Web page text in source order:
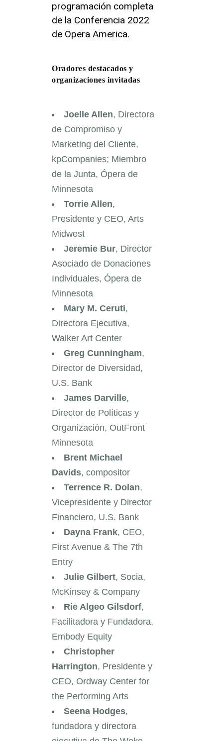
programación completa
de la Conferencia 2022
de Opera America.
Oradores destacados y
organizaciones invitadas
Joelle Allen, Directora
de Compromiso y
Marketing del Cliente,
kpCompanies; Miembro
de la Junta, Ópera de
Minnesota
Torrie Allen,
Presidente y CEO, Arts
Midwest
Jeremie Bur, Director
Asociado de Donaciones
Individuales, Ópera de
Minnesota
Mary M. Ceruti,
Directora Ejecutiva,
Walker Art Center
Greg Cunningham,
Director de Diversidad,
U.S. Bank
James Darville,
Director de Políticas y
Organización, OutFront
Minnesota
Brent Michael
Davids, compositor
Terrence R. Dolan,
Vicepresidente y Director
Financiero, U.S. Bank
Dayna Frank, CEO,
First Avenue & The 7th
Entry
Julie Gilbert, Socia,
McKinsey & Company
Rie Algeo Gilsdorf,
Facilitadora y Fundadora,
Embody Equity
Christopher
Harrington, Presidente y
CEO, Ordway Center for
the Performing Arts
Seena Hodges,
fundadora y directora